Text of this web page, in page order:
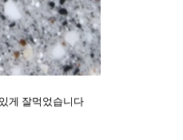
게 잘먹었습니다